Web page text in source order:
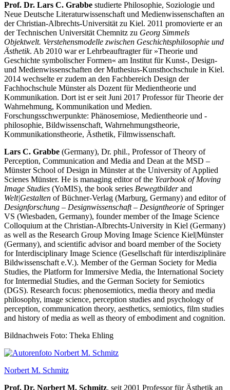
Prof. Dr. Lars C. Grabbe studierte Philosophie, Soziologie und
Neue Deutsche Literaturwissenschaft und Medienwissenschaften an
der Christian-Albrechts-Universität zu Kiel. 2011 promovierte er an
der Technischen Universität Chemnitz zu Georg Simmels
Objektwelt. Verstehensmodelle zwischen Geschichtsphilosophie und
Ästhetik. Ab 2010 war er Lehrbeauftragter für »Theorie und
Geschichte symbolischer Formen« am Institut für Kunst-, Design-
und Medienwissenschaften der Muthesius-Kunsthochschule in Kiel.
2014 wechselte er zudem an den Fachbereich Design der
Fachhochschule Münster als Dozent für Medientheorie und
Kommunikation. Dort ist er seit Juni 2017 Professor für Theorie der
Wahrnehmung, Kommunikation und Medien.
Forschungsschwerpunkte: Phänosemiose, Medientheorie und -
philosophie, Bildwissenschaft, Wahrnehmungstheorie,
Kommunikationstheorie, Ästhetik, Filmwissenschaft.
Lars C. Grabbe (Germany), Dr. phil., Professor of Theory of
Perception, Communication and Media and Dean at the MSD –
Münster School of Design in Münster at the University of Applied
Scienes Münster. He is managing editor of the Yearbook of Moving
Image Studies (YoMIS), the book series Bewegtbilderand
Welt|Gestalten of Büchner-Verlag (Marburg, Germany) and editor of
Designforschung – Designwissenschaft – Designtheorie of Springer
VS (Wiesbaden, Germany), founder member of the Image Science
Colloquium at the Christian-Albrechts-University in Kiel (Germany)
as well as the Research Group Moving Image Science Kiel|Münster
(Germany), and scientific advisor and board member of the Society
for Interdisciplinary Image Science (Gesellschaft für interdisziplinäre
Bildwissenschaft e.V.). Member of the German Society for Media
Studies, the Platform for Immersive Media, the International Society
for Intermedial Studies, and the German Society for Semiotics
(DGS). Research focus: phenosemiotics, media theory and media
philosophy, image science, perception studies and psychology of
perception, communication theory, aesthetics, semiotics, film studies
and history of media as well as theory of embodiment and cognition.
Bildnachweis Foto: Theka Ehling
Norbert M. Schmitz
Prof. Dr. Norbert M. Schmitz, seit 2001 Professor für Ästhetik an